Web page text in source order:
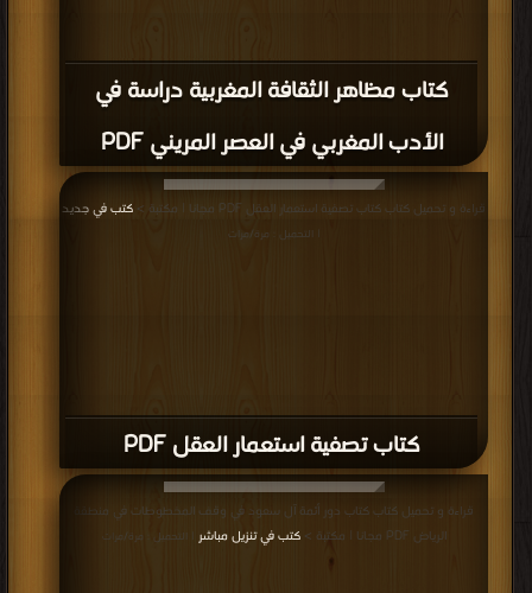
كتاب مظاهر الثقافة المغربية دراسة في
الأدب المغربي في العصر المريني PDF
كتاب تصفية استعمار العقل PDF
قراءة و تحميل كتاب كتاب تصفية استعمار العقل PDF مجانا | مكتبة > كتب في جديد
| التحميل : مرة/مرات
قراءة و تحميل كتاب كتاب دور أئمة آل سعود في وقف المخطوطات في منطقة
الرياض PDF مجانا | مكتبة >
كتب في تنزيل مباشر | التحميل : مرة/مرات